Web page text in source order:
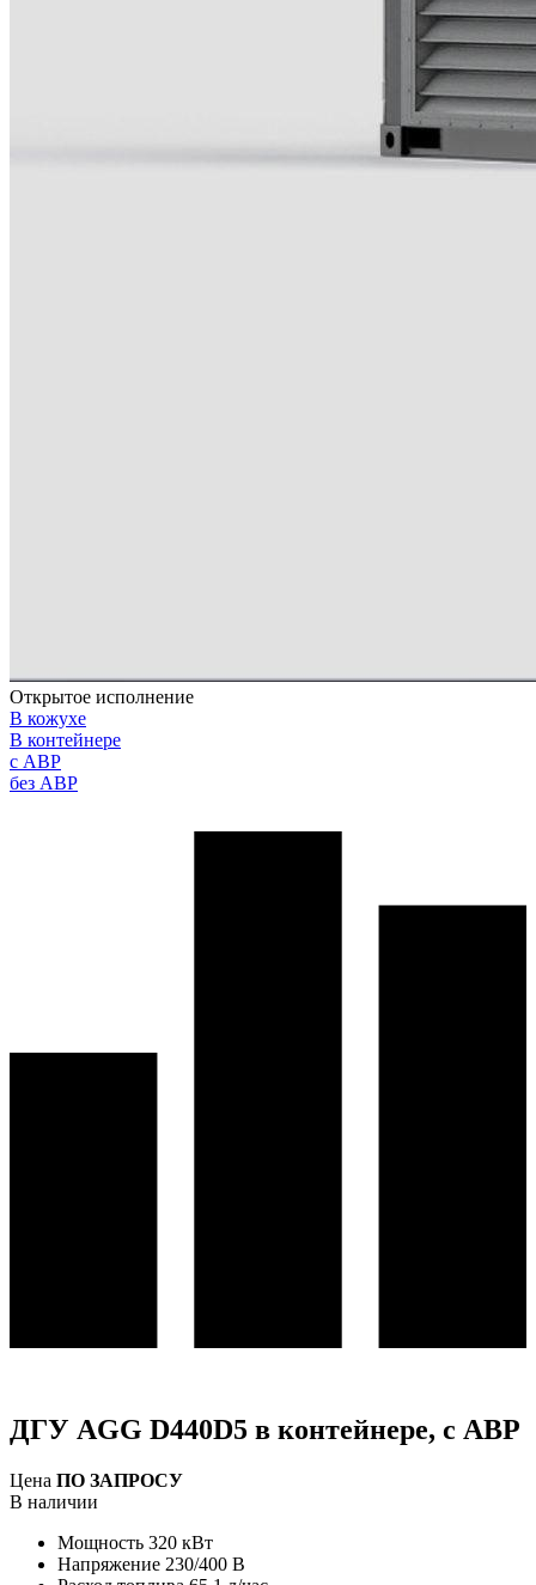
Открытое исполнение
В кожухе
В контейнере
с АВР
без АВР
ДГУ AGG D440D5 в контейнере, с АВР
Цена ПО ЗАПРОСУ
В наличии
Мощность 320 кВт
Напряжение 230/400 В